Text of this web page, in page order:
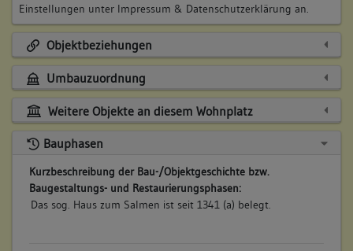
Einstellungen unter Impressum & Datenschutzerklärung an.
Objektbeziehungen
Umbauzuordnung
Weitere Objekte an diesem Wohnplatz
Bauphasen
Kurzbeschreibung der Bau-/Objektgeschichte bzw.
Baugestaltungs- und Restaurierungsphasen:
Das sog. Haus zum Salmen ist seit 1341 (a) belegt.